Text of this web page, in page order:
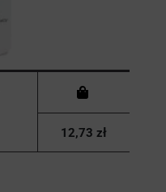
12,73 zł